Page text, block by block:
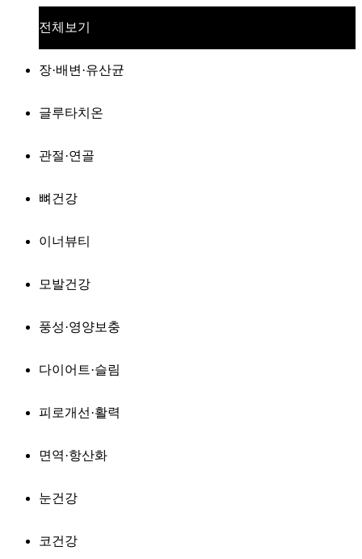
전체보기
장·배변·유산균
글루타치온
관절·연골
뼈건강
이너뷰티
모발건강
풍성·영양보충
다이어트·슬림
피로개선·활력
면역·항산화
눈건강
코건강